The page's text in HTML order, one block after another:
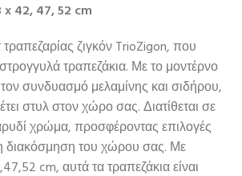
42, 47, 52 cm
ζιγκόν TrioZigon, που
τραπεζάκια. Με το μοντέρνο
συνδυασμό μελαμίνης και σιδήρου,
στυλ στον χώρο σας. Διατίθεται σε
χρώμα, προσφέροντας επιλογές
διακόσμηση του χώρου σας. Με
cm, αυτά τα τραπεζάκια είναι